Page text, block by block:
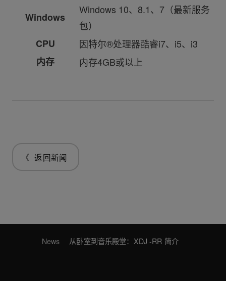
Windows
Windows 10、8.1、7（最新服务
包）
CPU
因特尔®处理器酷睿i7、i5、i3
内存
内存4GB或以上
返回新闻
News 从卧室到音乐殿堂：XDJ -RR 简介